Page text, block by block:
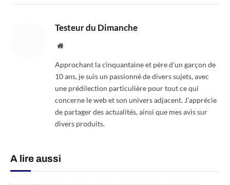
Testeur du Dimanche
Website
Approchant la cinquantaine et père d'un garçon de
10 ans, je suis un passionné de divers sujets, avec
une prédilection particulière pour tout ce qui
concerne le web et son univers adjacent. J'apprécie
de partager des actualités, ainsi que mes avis sur
divers produits.
A lire aussi